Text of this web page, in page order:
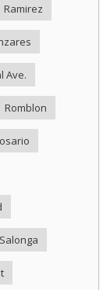
Ramirez
Ave.
Romblon
Salonga